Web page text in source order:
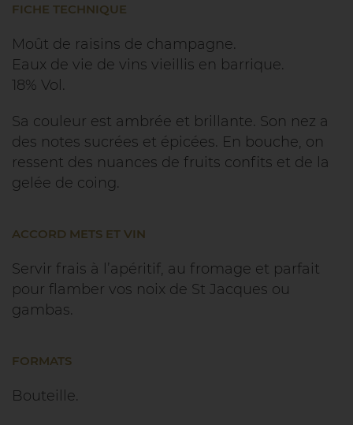
FICHE TECHNIQUE
Moût de raisins de champagne.
Eaux de vie de vins vieillis en barrique.
18% Vol.
Sa couleur est ambrée et brillante. Son nez a
des notes sucrées et épicées. En bouche, on
ressent des nuances de fruits confits et de la
gelée de coing.
ACCORD METS ET VIN
Servir frais à l’apéritif, au fromage et parfait
pour flamber vos noix de St Jacques ou
gambas.
FORMATS
Bouteille.